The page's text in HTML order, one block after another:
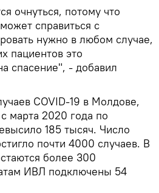
очнуться, потому что
справиться с
нужно в любом случае,
пациентов это
спасение", - добавил
COVID-19 в Молдове,
марта 2020 года по
185 тысяч. Число
почти 4000 случаев. В
более 300
ИВЛ подключены 54